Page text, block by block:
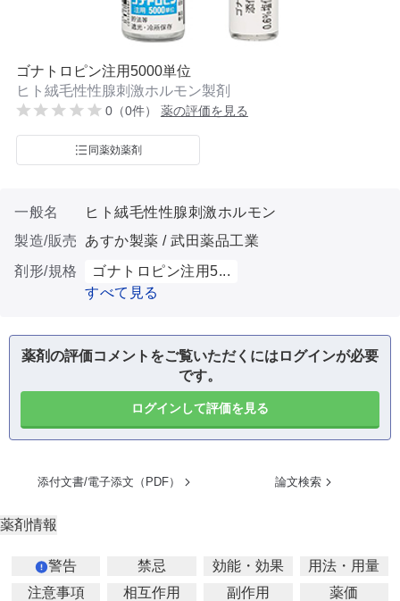
ゴナトロピン注用5000単位
ヒト絨毛性性腺刺激ホルモン製剤
0（0件） 薬の評価を見る
同薬効薬剤
一般名
ヒト絨毛性性腺刺激ホルモン
製造/販売
あすか製薬 / 武田薬品工業
剤形/規格
ゴナトロピン注用5...
すべて見る
薬剤の評価コメントをご覧いただくにはログインが必要
です。
ログインして評価を見る
添付文書/電子添文（PDF） 論文検索
薬剤情報
警告 禁忌 効能・効果
用法・用量
注意事項
相互作用 副作用 薬価